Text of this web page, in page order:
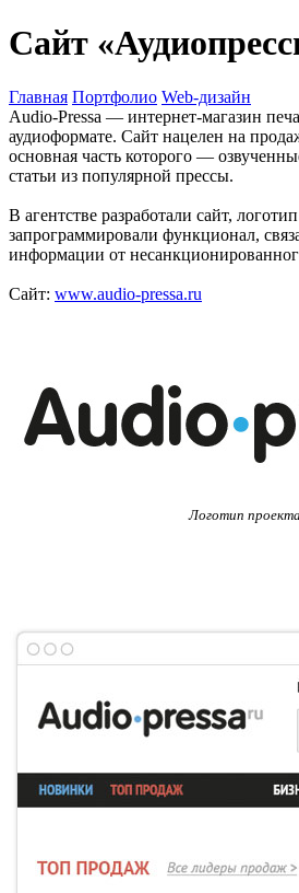
Сайт
Главная Портфолио Web-дизайн
Audio-Pressa — интернет-магазин
аудиоформате. Сайт нацелен на
основная часть которого —
статьи из популярной прессы.
В агентстве разработали сайт,
запрограммировали функционал,
информации от
Сайт: www.audio-pressa.ru
Логотип проекта